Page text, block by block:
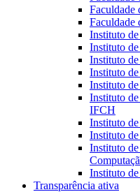
Faculdade
Faculdade
Instituto
Instituto
Instituto
Instituto
Instituto
Instituto
IFCH
Instituto
Instituto
Instituto
Instituto
Transparência ativa